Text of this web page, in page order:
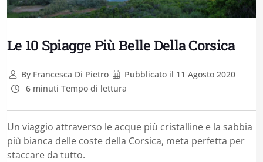
Le 10 Spiagge Più Belle Della Corsica
ByFrancesca Di Pietro Pubblicato il 11 Agosto 2020
6 minuti Tempo di lettura
Un viaggio attraverso le acque più cristalline e la sabbia
più bianca delle coste della Corsica, meta perfetta per
staccare da tutto.